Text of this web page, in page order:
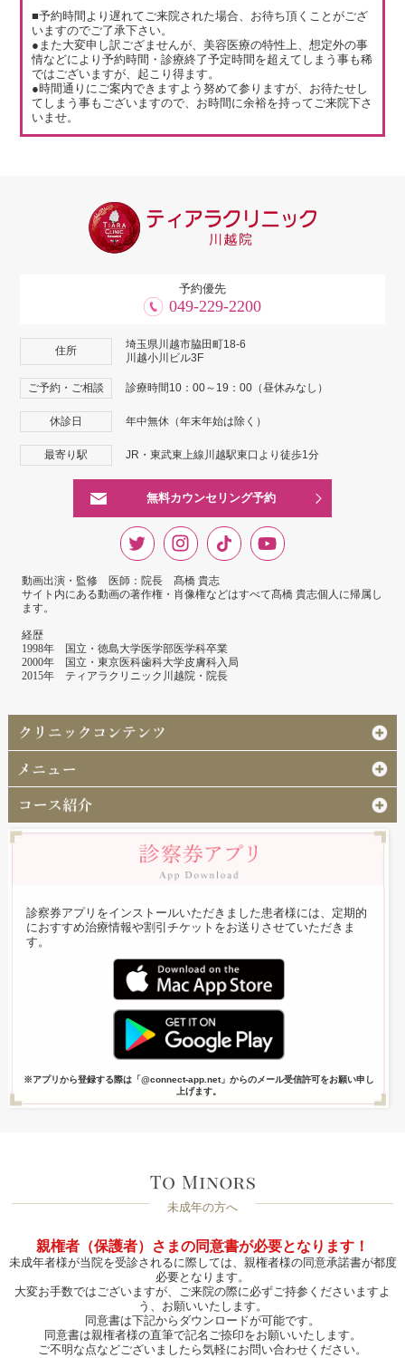
■予約時間より遅れてご来院された場合、お待ち頂くことがござ
いますのでご了承下さい。
●また大変申し訳ござませんが、美容医療の特性上、想定外の事
情などにより予約時間・診療終了予定時間を超えてしまう事も稀
ではございますが、起こり得ます。
●時間通りにご案内できますよう努めて参りますが、お待たせし
てしまう事もございますので、お時間に余裕を持ってご来院下さ
いませ。
予約優先
049-229-2200
住所
埼玉県川越市脇田町18-6
川越小川ビル3F
ご予約・ご相談 診療時間10：00～19：00（昼休みなし）
休診日 年中無休（年末年始は除く）
最寄り駅 JR・東武東上線川越駅東口より徒歩1分
無料カウンセリング予約
動画出演・監修 医師：院長 髙橋 貴志
サイト内にある動画の著作権・肖像権などはすべて髙橋 貴志個人に帰属し
ます。
経歴
1998年 国立・徳島大学医学部医学科卒業
2000年 国立・東京医科歯科大学皮膚科入局
2015年 ティアラクリニック川越院・院長
診察券アプリをインストールいただきました患者様には、定期的
におすすめ治療情報や割引チケットをお送りさせていただきま
す。
※アプリから登録する際は「@connect-app.net」からのメール受信許可をお願い申し
上げます。
未成年の方へ
親権者（保護者）さまの同意書が必要となります！
未成年者様が当院を受診されるに際しては、親権者様の同意承諾書が都度
必要となります。
大変お手数ではございますが、ご来院の際に必ずご持参くださいますよ
う、お願いいたします。
同意書は下記からダウンロードが可能です。
同意書は親権者様の直筆で記名ご捺印をお願いいたします。
ご不明な点などございましたら気軽にお問い合わせください。